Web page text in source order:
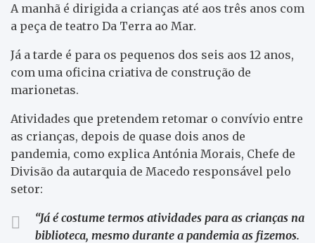
A manhã é dirigida a crianças até aos três anos com
a peça de teatro Da Terra ao Mar.
Já a tarde é para os pequenos dos seis aos 12 anos,
com uma oficina criativa de construção de
marionetas.
Atividades que pretendem retomar o convívio entre
as crianças, depois de quase dois anos de
pandemia, como explica Antónia Morais, Chefe de
Divisão da autarquia de Macedo responsável pelo
setor:
“Já é costume termos atividades para as crianças na
biblioteca, mesmo durante a pandemia as fizemos.